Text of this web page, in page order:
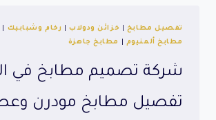
تفصيل مطابخ خزائن ودولاب رخام وشبابيك
مطابخ ألمنيوم
مطابخ جاهزة
شركة تصميم مطابخ في
تفصيل مطابخ مودرن